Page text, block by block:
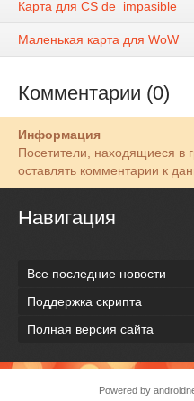
Карта для СS de_impasible
Маленькая карта для WoW
Комментарии (0)
Информация
Посетители, находящиеся в
оставлять комментарии к
Навигация
Все последние новости
Поддержка скрипта
Полная версия сайта
Powered by